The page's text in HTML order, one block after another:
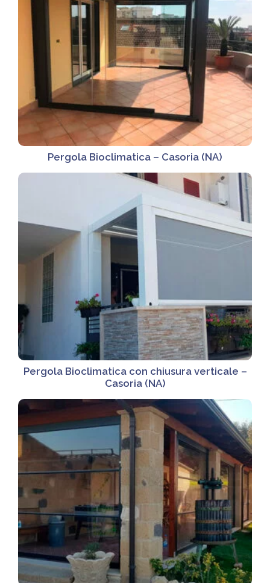
Pergola Bioclimatica – Casoria (NA)
Pergola Bioclimatica con chiusura verticale –
Casoria (NA)